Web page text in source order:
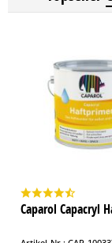
Caparol Capacryl